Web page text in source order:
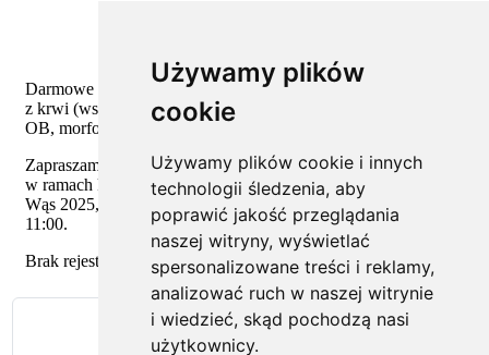
Używamy plików
cookie
Używamy plików cookie i innych
technologii śledzenia, aby
poprawić jakość przeglądania
naszej witryny, wyświetlać
spersonalizowane treści i reklamy,
analizować ruch w naszej witrynie
i wiedzieć, skąd pochodzą nasi
użytkownicy.
Darmowe badanaia profilaktyczne dla mężczyzn: czynnik PSA
z krwi (wskazującego na możliwe choroby prostaty) oraz AFB,
OB, morfologia.
Zapraszamy do Centrum Medycznego EuroDoctor w Świdnicy
w ramach kampanii męskiej profilaktyki nowotworowej Złoty
Wąs 2025, dnia 15 listopada (sobota) od godziny 08:00 do
11:00.
Brak rejestracji, decyduje kolejność zgłoszeń. Do zobaczenia!
Zeskanuj kod QR